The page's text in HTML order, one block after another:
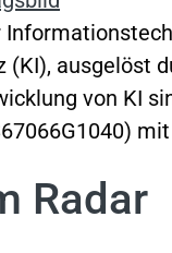
ausgelöst
von KI
Radar